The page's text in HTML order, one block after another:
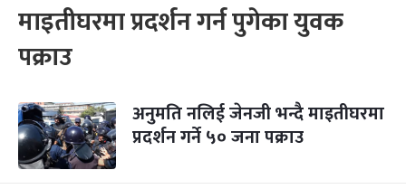
माइतीघरमा प्रदर्शन गर्न पुगेका युवक
पक्राउ
अनुमति नलिई जेनजी भन्दै माइतीघरमा
प्रदर्शन गर्ने ५० जना पक्राउ